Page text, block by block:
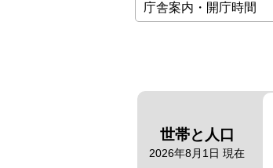
庁舎案内・開庁時間
世帯と人口
2026年8月1日 現在